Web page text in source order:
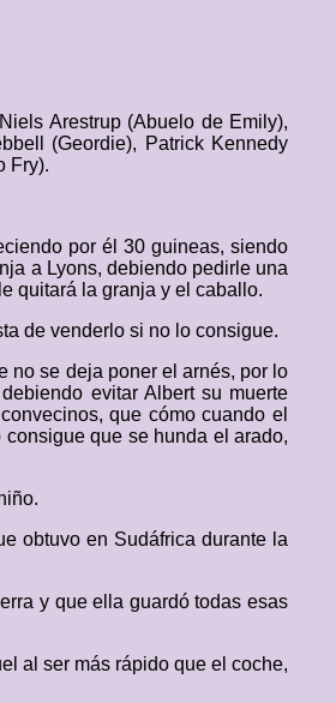
Arestrup (Abuelo de Emily),
(Geordie), Patrick Kennedy
Fry).
por él 30 guineas, siendo
a Lyons, debiendo pedirle una
quitará la granja y el caballo.
de venderlo si no lo consigue.
no se deja poner el arnés, por lo
evitar Albert su muerte
que cómo cuando el
que se hunda el arado,
obtuvo en Sudáfrica durante la
y que ella guardó todas esas
al ser más rápido que el coche,